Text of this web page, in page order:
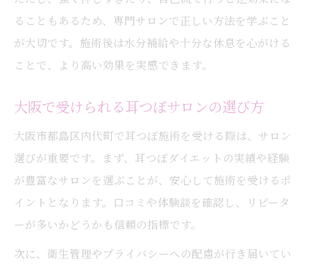
ることもあるため、専門サロンで正しい方法を学ぶこと
が大切です。施術後は水分補給や十分な休息を心がける
ことで、より高い効果を実感できます。
大阪で受けられる耳つぼサロンの選び方
大阪市都島区内代町で耳つぼ施術を受ける際は、サロン
選びが重要です。まず、耳つぼダイエットの実績や経験
が豊富なサロンを選ぶことが、安心して施術を受けるポ
イントとなります。口コミや体験談を確認し、リピータ
ーが多いかどうかも信頼の指標です。
次に、衛生管理やプライバシーへの配慮が行き届いてい